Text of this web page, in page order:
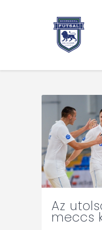
Rólunk/TAO
Hírek
Kapcsolat
Az
meccs